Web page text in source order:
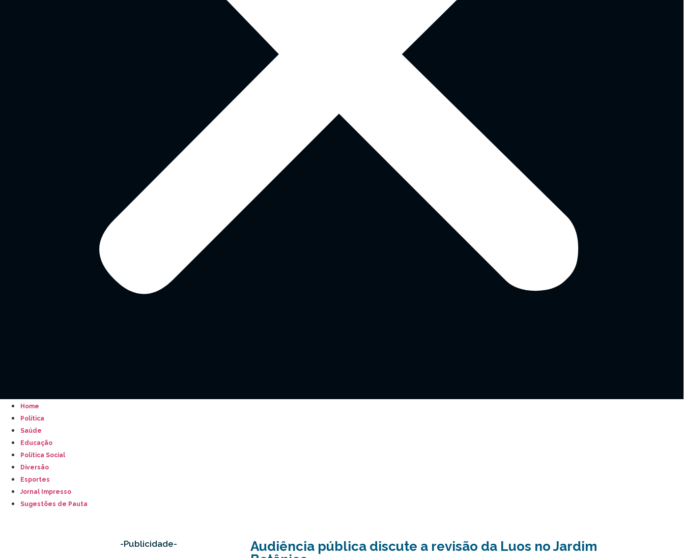
Home
Política
Saúde
Educação
Política Social
Diversão
Esportes
Jornal Impresso
Sugestões de Pauta
-Publicidade-
Audiência pública discute a revisão da Luos no Jardim